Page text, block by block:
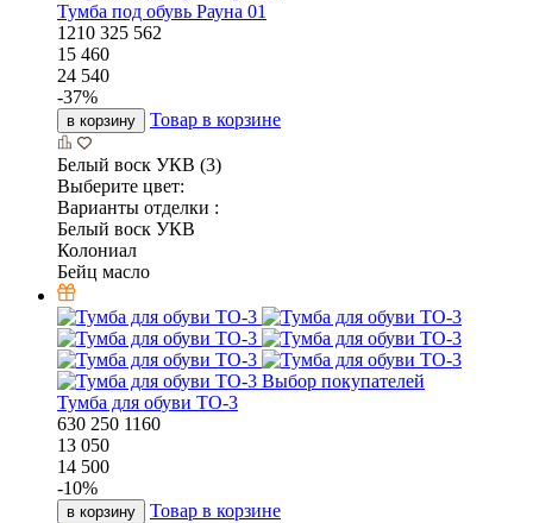
Тумба под обувь Рауна 01
1210 325 562
15 460
24 540
-37%
в корзину Товар в корзине
Белый воск УКВ (3)
Выберите цвет:
Варианты отделки :
Белый воск УКВ
Колониал
Бейц масло
Выбор покупателей
Тумба для обуви ТО-3
630 250 1160
13 050
14 500
-10%
в корзину Товар в корзине